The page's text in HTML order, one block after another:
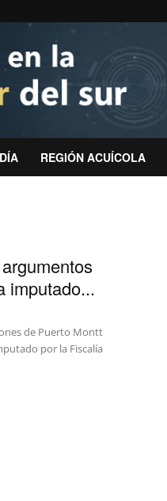
REGIÓN ACUÍCOLA
imputado...
de Puerto Montt
por la Fiscalía